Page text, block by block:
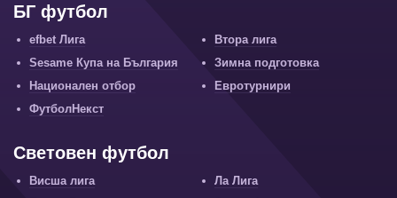
БГ футбол
efbet Лига
Втора лига
Sesame Купа на България
Зимна подготовка
Национален отбор
Евротурнири
ФутболНекст
Световен футбол
Висша лига
Ла Лига